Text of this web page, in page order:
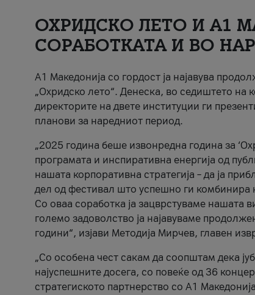
ОХРИДСКО ЛЕТО И A1
СОРАБОТКАТА И ВО
A1 Македонија со гордост ја најавува
„Охридско лето“. Денеска, во седиштето на
директорите на двете институции ги
планови за наредниот период.
„2025 година беше извонредна година за
програмата и инспиративна енергија од
нашата корпоративна стратегија – да ја
дел од фестивал што успешно ги комбинира
Со оваа соработка ја зацврстуваме нашата
големо задоволство ја најавуваме
години“, изјави Методија Мирчев, главен
„Со особена чест сакам да соопштам дека
најуспешните досега, со повеќе од 36
стратегиското партнерство со А1